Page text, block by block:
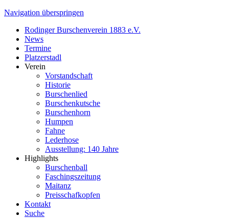
Navigation überspringen
Rodinger Burschenverein 1883 e.V.
News
Termine
Platzerstadl
Verein
Vorstandschaft
Historie
Burschenlied
Burschenkutsche
Burschenhorn
Humpen
Fahne
Lederhose
Ausstellung: 140 Jahre
Highlights
Burschenball
Faschingszeitung
Maitanz
Preisschafkopfen
Kontakt
Suche